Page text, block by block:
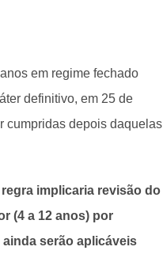
em regime fechado
definitivo, em 25 de
cumpridas depois daquelas
implicaria revisão do
(4 a 12 anos) por
serão aplicáveis